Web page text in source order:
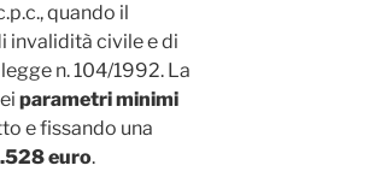
quando il
invalidità civile e di
n. 104/1992. La
parametri minimi
e fissando una
euro.